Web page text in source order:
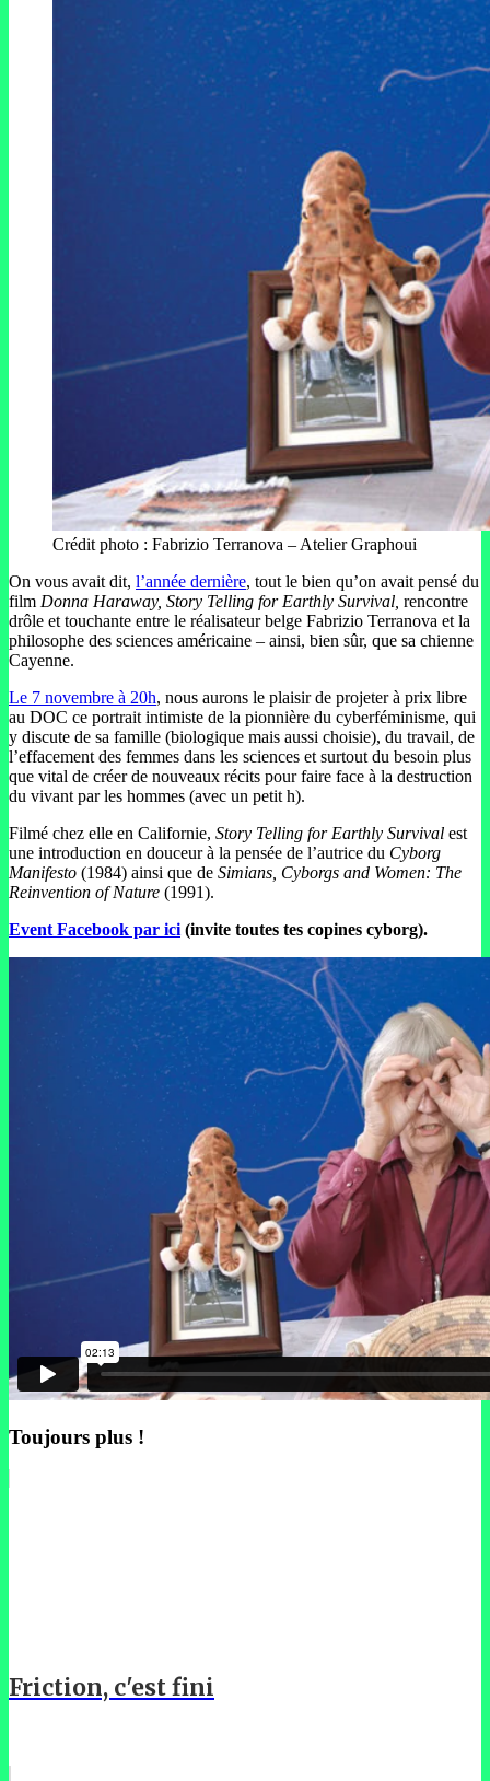
Crédit photo : Fabrizio Terranova – Atelier Graphoui
On vous avait dit, l’année dernière, tout le bien qu’on avait pensé du
film Donna Haraway, Story Telling for Earthly Survival, rencontre
drôle et touchante entre le réalisateur belge Fabrizio Terranova et la
philosophe des sciences américaine – ainsi, bien sûr, que sa chienne
Cayenne.
Le 7 novembre à 20h, nous aurons le plaisir de projeter à prix libre
au DOC ce portrait intimiste de la pionnière du cyberféminisme, qui
y discute de sa famille (biologique mais aussi choisie), du travail, de
l’effacement des femmes dans les sciences et surtout du besoin plus
que vital de créer de nouveaux récits pour faire face à la destruction
du vivant par les hommes (avec un petit h).
Filmé chez elle en Californie, Story Telling for Earthly Survival est
une introduction en douceur à la pensée de l’autrice du Cyborg
Manifesto (1984) ainsi que de Simians, Cyborgs and Women: The
Reinvention of Nature (1991).
Event Facebook par ici (invite toutes tes copines cyborg).
Toujours plus !
Friction, c'est fini